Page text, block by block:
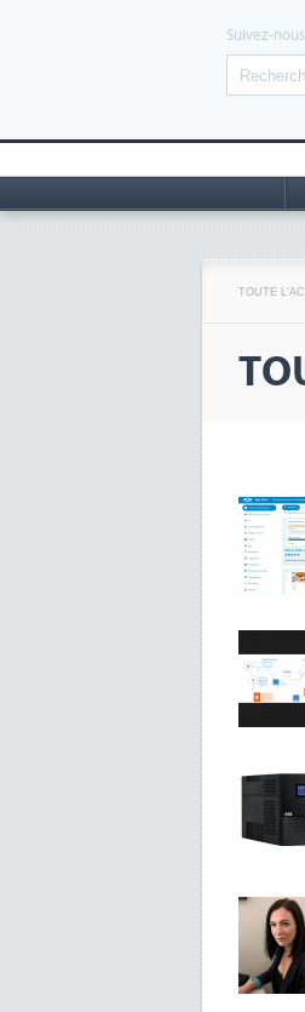
Suivez-nous
TOUTE